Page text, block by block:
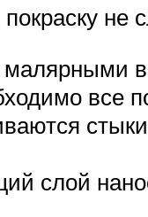
малярными
все
слой